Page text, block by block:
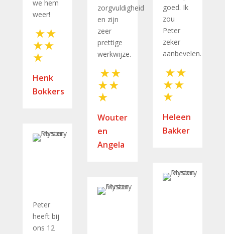
we hem
weer!
Henk
Bokkers
zorgvuldigheid
en zijn
zeer
prettige
werkwijze.
Wouter
en
Angela
goed. Ik
zou
Peter
zeker
aanbevelen.
Heleen
Bakker
Peter
heeft bij
ons 12